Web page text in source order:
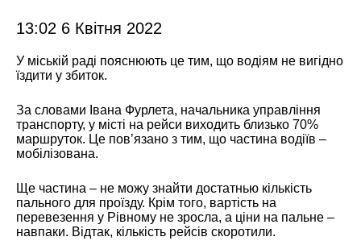
13:02 6 Квітня 2022
У міській раді пояснюють це тим, що водіям не вигідно
їздити у збиток.
За словами Івана Фурлета, начальника управління
транспорту, у місті на рейси виходить близько 70%
маршруток. Це пов’язано з тим, що частина водіїв –
мобілізована.
Ще частина – не можу знайти достатнью кількість
пального для проїзду. Крім того, вартість на
перевезення у Рівному не зросла, а ціни на пальне –
навпаки. Відтак, кількість рейсів скоротили.